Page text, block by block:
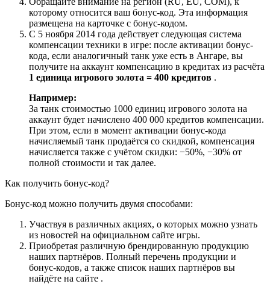
которому относится ваш бонус-код. Эта информация
размещена на карточке с бонус-кодом.
С 5 ноября 2014 года действует следующая система
компенсации техники в игре: после активации бонус-
кода, если аналогичный танк уже есть в Ангаре, вы
получите на аккаунт компенсацию в кредитах из расчёта
1 единица игрового золота = 400 кредитов .
Например:
За танк стоимостью 1000 единиц игрового золота на
аккаунт будет начислено 400 000 кредитов компенсации.
При этом, если в момент активации бонус-кода
начисляемый танк продаётся со скидкой, компенсация
начисляется также с учётом скидки: −50%, −30% от
полной стоимости и так далее.
Как получить бонус-код?
Бонус-код можно получить двумя способами:
Участвуя в различных акциях, о которых можно узнать
из новостей на официальном сайте игры.
Приобретая различную брендированную продукцию
наших партнёров. Полный перечень продукции и
бонус-кодов, а также список наших партнёров вы
найдёте на сайте .